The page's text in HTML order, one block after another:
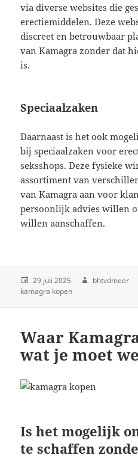
via diverse websites die
erectiemiddelen. Deze
discreet en betrouwbaar
van Kamagra zonder dat
is.
Speciaalzaken
Daarnaast is het ook
bij speciaalzaken voor
seksshops. Deze fysieke
assortiment van
van Kamagra aan voor
persoonlijk advies willen
willen aanschaffen.
29 juli 2025 bhtvdmeer
kamagra kopen
Waar
wat je moet
Is het mogelijk
te schaffen